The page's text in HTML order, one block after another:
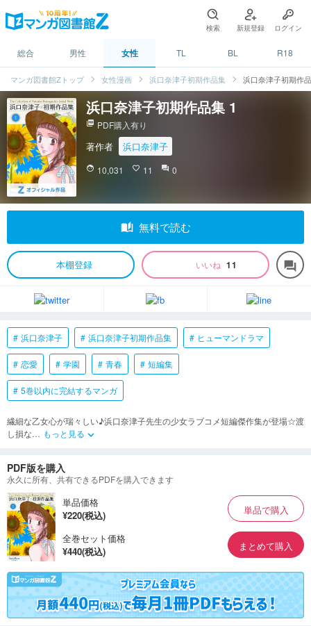
検索 新規登録 ログイン
総合 男性 女性 TL BL R18
マンガ図書館Zトップ 女性漫画 浜口奈津子初期作品集 浜口奈津子初期作
浜口奈津子初期作品集 1
picture_as_pdf PDF購入有り
著作者 浜口奈津子
face 10,031 favorite_border 11 question_answer 0
auto_stories 無料で読む
本棚登録 いいね 11 forum
浜口奈津子 浜口奈津子初期作品集 ヒューマンドラマ
恋愛 学園 青春 短編集
5巻以内に完結するマンガ
繊細な乙女心が瑞々しい♪浜口奈津子先生の少女ラブコメ短編傑作集が登場☆渡
し損な… もっと見る keyboard_arrow_down
PDF版を購入
永久に所有、共有できるPDFを購入できます
単品価格
¥220(税込)
単品で購入
全巻セット価格
¥440(税込)
まとめて購入